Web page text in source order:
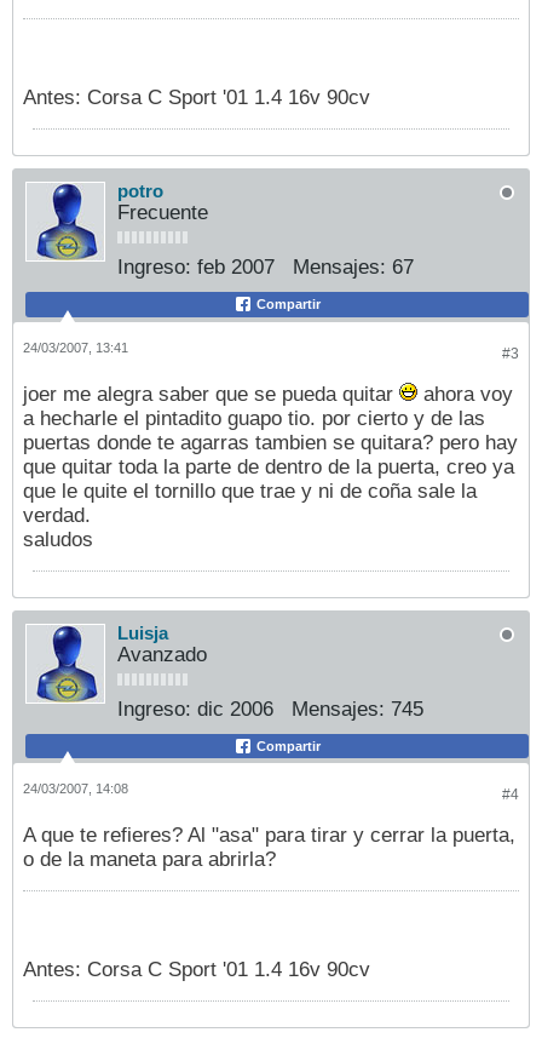
Antes: Corsa C Sport '01 1.4 16v 90cv
potro
Frecuente
Ingreso: feb 2007 Mensajes: 67
Compartir
#3
24/03/2007, 13:41
joer me alegra saber que se pueda quitar
ahora voy
a hecharle el pintadito guapo tio. por cierto y de las
puertas donde te agarras tambien se quitara? pero hay
que quitar toda la parte de dentro de la puerta, creo ya
que le quite el tornillo que trae y ni de coña sale la
verdad.
saludos
Luisja
Avanzado
Ingreso: dic 2006 Mensajes: 745
Compartir
#4
24/03/2007, 14:08
A que te refieres? Al "asa" para tirar y cerrar la puerta,
o de la maneta para abrirla?
Antes: Corsa C Sport '01 1.4 16v 90cv